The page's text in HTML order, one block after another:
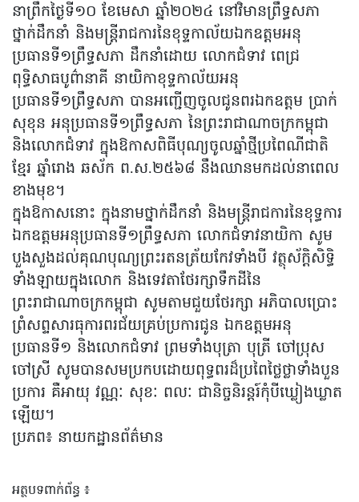
នាព្រឹកថ្ងៃទី១០ ខែមេសា ឆ្នាំ២០២៤ នៅវិមានព្រឹទ្ធសភា
ថ្នាក់ដឹកនាំ និងមន្ត្រីរាជការនៃខុទ្ទកាល័យឯកឧត្តមអនុ
ប្រធានទី១ព្រឹទ្ធសភា ដឹកនាំដោយ លោកជំទាវ ពេជ្រ
ពុទ្ធិសាធបូព៌ានាគី នាយិកាខុទ្ទកាល័យអនុ
ប្រធានទី១ព្រឹទ្ធសភា បានអញ្ជើញចូលជូនពរឯកឧត្តម ប្រាក់
សុខុន អនុប្រធានទី១ព្រឹទ្ធសភា នៃព្រះរាជាណាចក្រកម្ពុជា
និងលោកជំទាវ ក្នុងឱកាសពិធីបុណ្យចូលឆ្នាំថ្មីប្រពៃណីជាតិ
ខ្មែរ ឆ្នាំរោង ឆស័ក ព.ស.២៥៦៨ នឹងឈានមកដល់នាពេល
ខាងមុខ។
ក្នុងឱកាសនោះ ក្នុងនាមថ្នាក់ដឹកនាំ និងមន្រ្តីរាជការនៃខុទ្ធការ
ឯកឧត្តមអនុប្រធានទី១ព្រឹទ្ធសភា លោកជំទាវនាយិកា សូម
បួងសួងដល់គុណបុណ្យព្រះរតនត្រ័យកែវទាំងបី វត្ថុស័ក្ដិសិទ្ធិ
ទាំងឡាយក្នុងលោក និងទេវតាថែរក្សាទឹកដីនៃ
ព្រះរាជាណាចក្រកម្ពុជា សូមតាមជួយថែរក្សា អភិបាលប្រោះ
ព្រំសព្ទសារធុការពរជ័យគ្រប់ប្រការជូន ឯកឧត្តមអនុ
ប្រធានទី១ និងលោកជំទាវ ព្រមទាំងបុត្រា បុត្រី ចៅប្រុស
ចៅស្រី សូមបានសមប្រកបដោយពុទ្ធពរដ៏ប្រពៃថ្លៃថ្លាទាំងបួន
ប្រការ គឺអាយុ វណ្ណៈ សុខៈ ពលៈ ជានិច្ចនិរន្តរ៍កុំបីឃ្លៀងឃ្លាត
ឡើយ។
ប្រភព៖ នាយកដ្ឋានព័ត៌មាន
អត្ថបទពាក់ព័ន្ធ ៖